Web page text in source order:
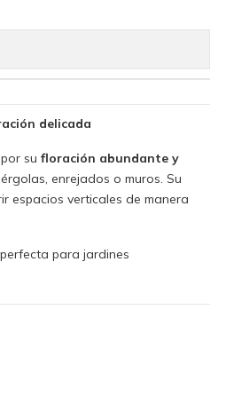
delicada
su floración abundante y
enrejados o muros. Su
espacios verticales de manera
para jardines